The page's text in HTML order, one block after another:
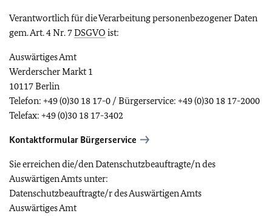
Verantwortlich für die Verarbeitung personenbezogener Daten
gem. Art. 4 Nr. 7DSGVO ist:
Auswärtiges Amt
Werderscher Markt 1
10117 Berlin
Telefon: +49 (0)30 18 17-0 / Bürgerservice: +49 (0)30 18 17-2000
Telefax: +49 (0)30 18 17-3402
Kontaktformular Bürgerservice
Sie erreichen die/den Datenschutzbeauftragte/n des
Auswärtigen Amts unter:
Datenschutzbeauftragte/r des Auswärtigen Amts
Auswärtiges Amt